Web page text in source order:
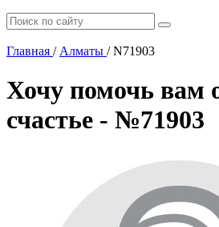
Главная / Алматы /N71903
Хочу помочь вам
счастье - №71903